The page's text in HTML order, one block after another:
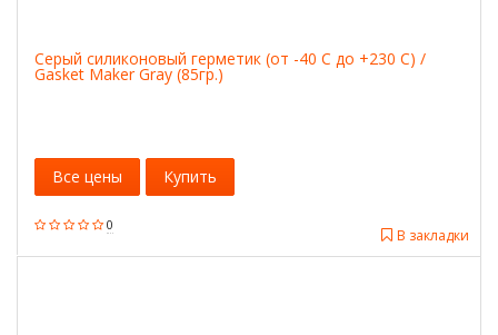
Серый силиконовый герметик (от -40 С до +230 С) /
Gasket Maker Gray (85гр.)
0
В закладки
Все цены Купить